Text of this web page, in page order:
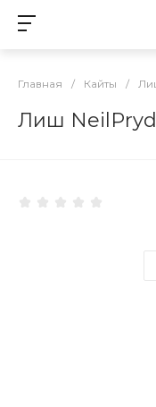
Главная / Кайты /
Лиш